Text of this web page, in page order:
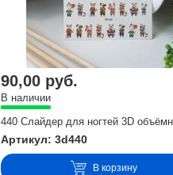
90,00 руб.
В наличии
440 Слайдер для ногтей 3D
Артикул: 3d440
В корзину